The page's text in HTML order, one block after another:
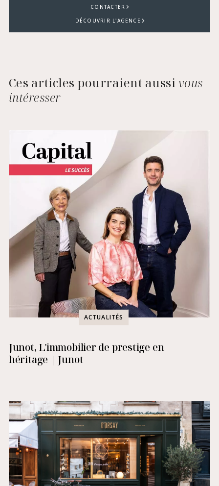
CONTACTER
DÉCOUVRIR L'AGENCE
Ces articles pourraient aussivous
intéresser
ACTUALITÉS
Junot, L'immobilier de prestige en
héritage | Junot